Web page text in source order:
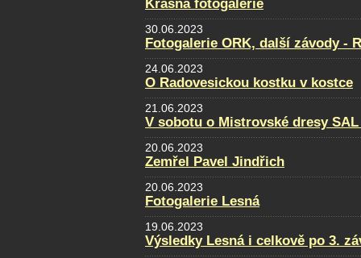
Krásná fotogalerie
30.06.2023
Fotogalerie ORK, další závody -
24.06.2023
O Radovesickou kostku v kostce
21.06.2023
V sobotu o Mistrovské dresy
20.06.2023
Zemřel Pavel Jindřich
20.06.2023
Fotogalerie Lesná
19.06.2023
Výsledky Lesná i celkově po 3.